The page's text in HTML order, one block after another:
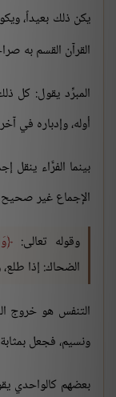
يكن ذلك بعيداً،
القرآن القسم به
المبرِّد يقول: كل
أوله، وإدباره في
بينما الفرَّاء
الإجماع غير صحيح
وقوله تعالى:
الضحاك: إذا
التنفس هو خروج
ونسيم، فجعل
بعضهم كالواحدي